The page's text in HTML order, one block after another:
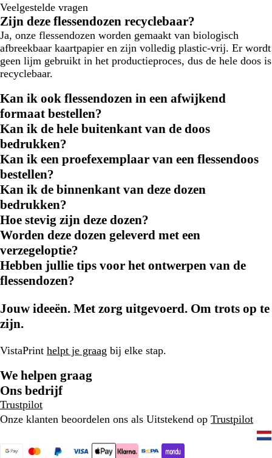
Veelgestelde vragen
Zijn deze flessendozen recyclebaar?
Ja, onze flessendozen worden gemaakt van biologisch
afbreekbaar kaartpapier en zijn volledig plastic-vrij. Er wordt
geen lijm gebruikt in het productieproces, dus de hele doos is
recyclebaar.
Kan ik ook flessendozen in een afwijkend
formaat bestellen?
Kan ik de hele buitenkant van de doos
bedrukken?
Kan ik een proefexemplaar van een flessendoos
bestellen?
Kan ik de binnenkant van deze dozen
bedrukken?
Hoe stevig zijn deze dozen?
Worden deze dozen geleverd met een
verzegeloptie?
Hebben jullie tips voor het ontwerpen van de
flessendozen?
Jouw ideeën. Met zorg uitgevoerd. Om trots op te
zijn.
VistaPrint helpt je graag bij elke stap.
We helpen graag
Ons bedrijf
Trustpilot
Onze klanten beoordelen ons als Uitstekend op Trustpilot